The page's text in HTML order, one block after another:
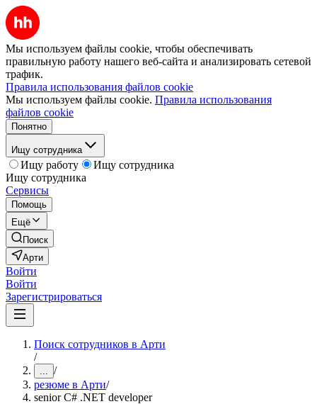
Мы используем файлы cookie, чтобы обеспечивать
правильную работу нашего веб-сайта и анализировать сетевой
трафик.
Правила использования файлов cookie
Мы используем файлы cookie. Правила использования
файлов cookie
Понятно
Ищу сотрудника
Ищу работу
Ищу сотрудника
Ищу сотрудника
Сервисы
Помощь
Ещё
Поиск
Арти
Войти
Войти
Зарегистрироваться
Поиск сотрудников в Арти
/
... /
резюме в Арти/
senior C# .NET developer